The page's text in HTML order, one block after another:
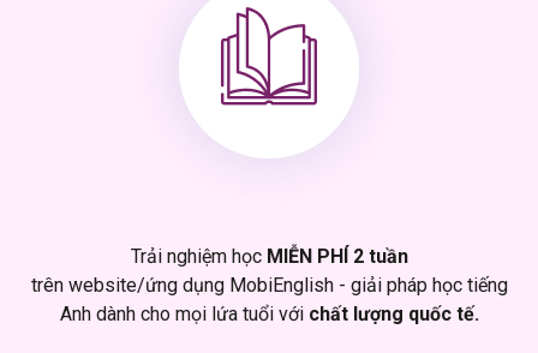
Trải nghiệm học MIỄN PHÍ 2 tuần
trên website/ứng dụng MobiEnglish - giải pháp học tiếng
Anh dành cho mọi lứa tuổi với chất lượng quốc tế.